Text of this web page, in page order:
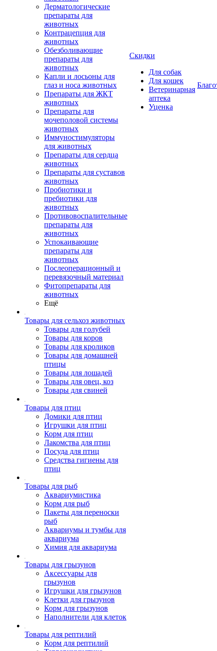
Дерматологические
препараты для
животных
Контрацепция для
животных
Обезболивающие
препараты для
животных
Капли и лосьоны для
глаз и носа животных
Препараты для ЖКТ
животных
Препараты для
мочеполовой системы
животных
Иммуностимуляторы
для животных
Препараты для сердца
животных
Препараты для суставов
животных
Пробиотики и
пребиотики для
животных
Противовоспалительные
препараты для
животных
Успокаивающие
препараты для
животных
Послеоперационный и
перевязочный материал
Фитопрепараты для
животных
Ещё
Товары для сельхоз животных
Товары для голубей
Товары для коров
Товары для кроликов
Товары для домашней
птицы
Товары для лошадей
Товары для овец, коз
Товары для свиней
Товары для птиц
Домики для птиц
Игрушки для птиц
Корм для птиц
Лакомства для птиц
Посуда для птиц
Средства гигиены для
птиц
Товары для рыб
Аквариумистика
Корм для рыб
Пакеты для переноски
рыб
Аквариумы и тумбы для
аквариума
Химия для аквариума
Товары для грызунов
Аксессуары для
грызунов
Игрушки для грызунов
Клетки для грызунов
Корм для грызунов
Наполнители для клеток
Товары для рептилий
Корм для рептилий
Скидки
Для собак
Для кошек
Ветеринарная
аптека
Уценка